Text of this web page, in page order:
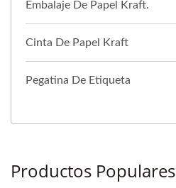
Embalaje De Papel Kraft.
Cinta De Papel Kraft
Pegatina De Etiqueta
Productos Populares